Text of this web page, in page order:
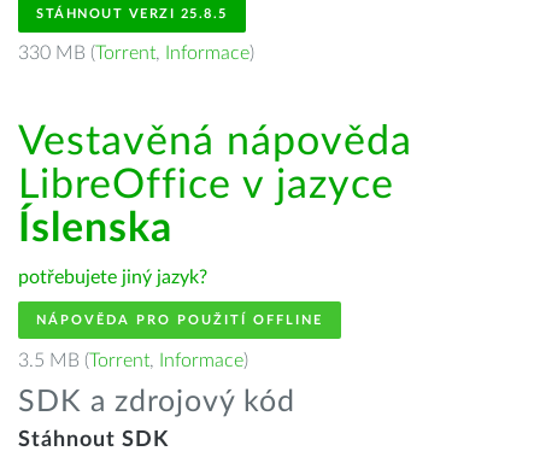
STÁHNOUT VERZI 25.8.5
330 MB (Torrent, Informace)
Vestavěná nápověda
LibreOffice v jazyce
Íslenska
potřebujete jiný jazyk?
NÁPOVĚDA PRO POUŽITÍ OFFLINE
3.5 MB (Torrent, Informace)
SDK a zdrojový kód
Stáhnout SDK